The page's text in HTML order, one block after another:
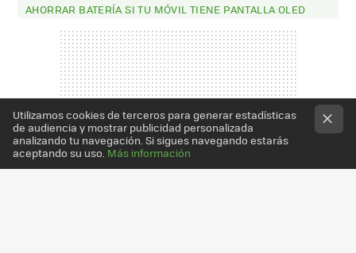
AHORRAR BATERÍA SI TU MÓVIL TIENE PANTALLA OLED
Utilizamos cookies de terceros para generar estadísticas
de audiencia y mostrar publicidad personalizada
analizando tu navegación. Si sigues navegando estarás
aceptando su uso. Más información